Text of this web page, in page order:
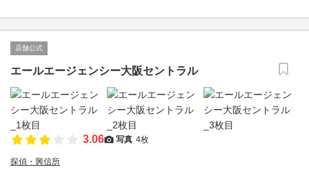
店舗公式
エールエージェンシー大阪セントラル
3.06 写真 4枚
探偵・興信所